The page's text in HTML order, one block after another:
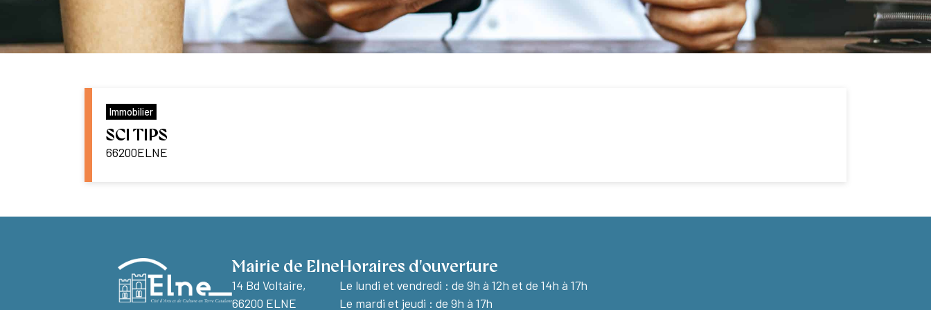
Immobilier
SCI TIPS
66200ELNE
Mairie de Elne
14 Bd Voltaire,
66200 ELNE
Horaires d'ouverture
Le lundi et vendredi : de 9h à 12h et de 14h à 17h
Le mardi et jeudi : de 9h à 17h